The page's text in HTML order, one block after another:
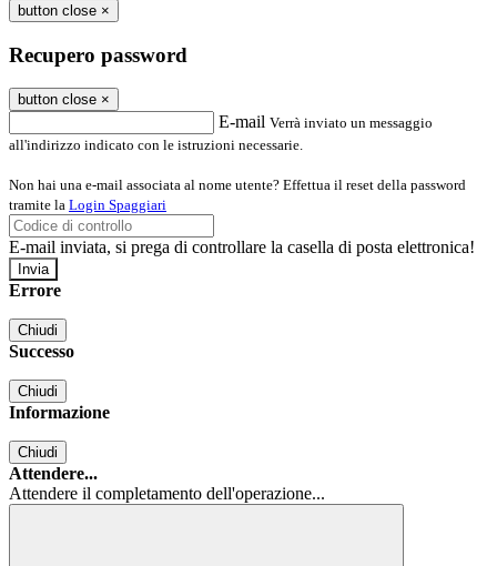
button close ×
Recupero password
button close ×
E-mail Verrà inviato un messaggio
all'indirizzo indicato con le istruzioni necessarie.
Non hai una e-mail associata al nome utente? Effettua il reset della password
tramite la Login Spaggiari
E-mail inviata, si prega di controllare la casella di posta elettronica!
Errore
Chiudi
Successo
Chiudi
Informazione
Chiudi
Attendere...
Attendere il completamento dell'operazione...